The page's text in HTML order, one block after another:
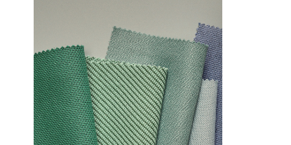
intelligentes Umweltdesign
Read Story